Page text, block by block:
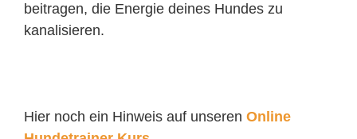
beitragen, die Energie deines Hundes zu
kanalisieren.
Hier noch ein Hinweis auf unseren Online